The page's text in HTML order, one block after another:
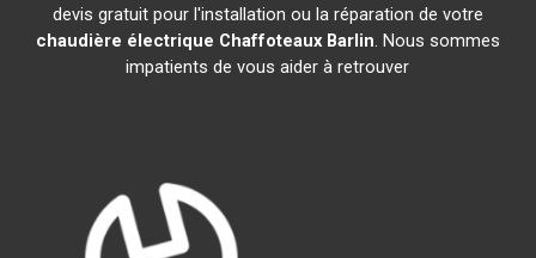
devis gratuit pour l'installation ou la réparation de votre
chaudière électrique Chaffoteaux Barlin. Nous sommes
impatients de vous aider à retrouver